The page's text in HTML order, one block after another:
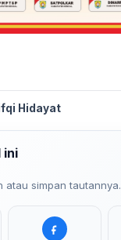
Hidayat
ini
atau simpan tautannya.